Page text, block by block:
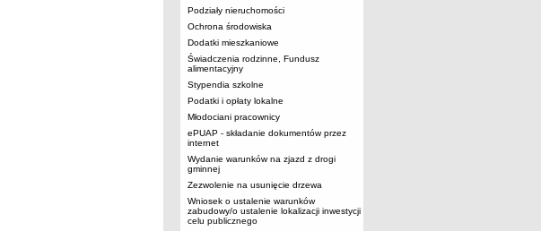
Podziały nieruchomości
Ochrona środowiska
Dodatki mieszkaniowe
Świadczenia rodzinne, Fundusz
alimentacyjny
Stypendia szkolne
Podatki i opłaty lokalne
Młodociani pracownicy
ePUAP - składanie dokumentów przez
internet
Wydanie warunków na zjazd z drogi
gminnej
Zezwolenie na usunięcie drzewa
Wniosek o ustalenie warunków
zabudowy/o ustalenie lokalizacji inwestycji
celu publicznego